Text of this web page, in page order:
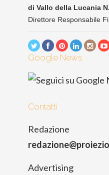
di Vallo della Lucania
Direttore Responsabile
Google News
Contatti
Redazione
Advertising